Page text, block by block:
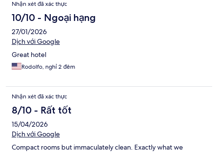
Nhận xét đã xác thực
10/10 - Ngoại hạng
27/01/2026
Dịch với Google
Great hotel
Rodolfo, nghỉ 2 đêm
Nhận xét đã xác thực
8/10 - Rất tốt
15/04/2026
Dịch với Google
Compact rooms but immaculately clean. Exactly what we